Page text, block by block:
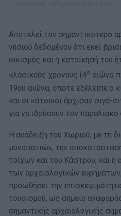
Αποτελεί τον σημαντικότερο
νησιού δεδομένου ότι εκεί
οικισμός και η κατοίκησή του
κλασικούς χρόνους (4ο αιώνα
19ου αιώνα, οπότε εξέλειπε ο
και οι κάτοικοι άρχισαν σιγά-
για να ιδρύσουν τον παραλιακό
Η ανάδειξη του Χωριού, με τη
μονοπατιών, την
τοίχων και του Κάστρου, και η
των αρχαιολογικών
προωθήσει την
τουρισμού, ως σημείο
σημαντικής αρχαιολογικής